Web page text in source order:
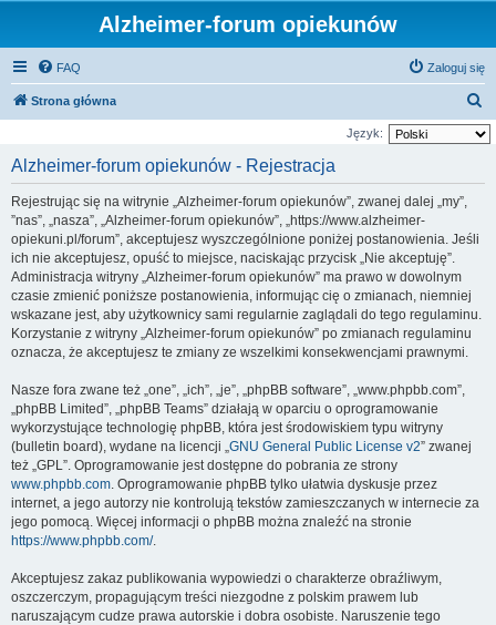
Alzheimer-forum opiekunów
FAQ Zaloguj się
Strona główna
z
Język:
Alzheimer-forum opiekunów - Rejestracja
Rejestrując się na witrynie „Alzheimer-forum opiekunów”, zwanej dalej „my”,
”nas”, „nasza”, „Alzheimer-forum opiekunów”, „https://www.alzheimer-
opiekuni.pl/forum”, akceptujesz wyszczególnione poniżej postanowienia. Jeśli
ich nie akceptujesz, opuść to miejsce, naciskając przycisk „Nie akceptuję”.
Administracja witryny „Alzheimer-forum opiekunów” ma prawo w dowolnym
czasie zmienić poniższe postanowienia, informując cię o zmianach, niemniej
wskazane jest, aby użytkownicy sami regularnie zaglądali do tego regulaminu.
Korzystanie z witryny „Alzheimer-forum opiekunów” po zmianach regulaminu
oznacza, że akceptujesz te zmiany ze wszelkimi konsekwencjami prawnymi.
Nasze fora zwane też „one”, „ich”, „je”, „phpBB software”, „www.phpbb.com”,
„phpBB Limited”, „phpBB Teams” działają w oparciu o oprogramowanie
wykorzystujące technologię phpBB, która jest środowiskiem typu witryny
(bulletin board), wydane na licencji „GNU General Public License v2” zwanej
też „GPL”. Oprogramowanie jest dostępne do pobrania ze strony
www.phpbb.com. Oprogramowanie phpBB tylko ułatwia dyskusje przez
internet, a jego autorzy nie kontrolują tekstów zamieszczanych w internecie za
jego pomocą. Więcej informacji o phpBB można znaleźć na stronie
https://www.phpbb.com/.
Akceptujesz zakaz publikowania wypowiedzi o charakterze obraźliwym,
oszczerczym, propagującym treści niezgodne z polskim prawem lub
naruszającym cudze prawa autorskie i dobra osobiste. Naruszenie tego